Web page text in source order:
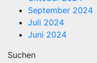
September 2024
Juli 2024
Juni 2024
Suchen